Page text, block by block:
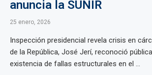
anuncia la SUNIR
25 enero, 2026
Inspección presidencial revela crisis en
de la República, José Jerí, reconoció
existencia de fallas estructurales en el ...